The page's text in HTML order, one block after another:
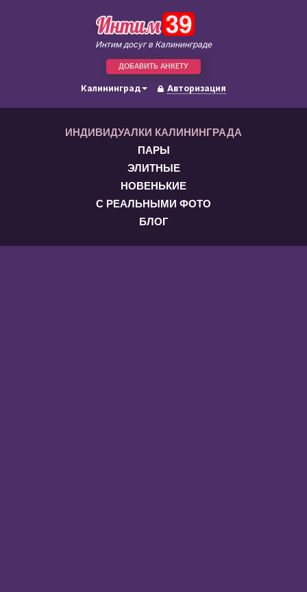
Интим досуг в Калининграде
ДОБАВИТЬ АНКЕТУ
Калининград Авторизация
ИНДИВИДУАЛКИ КАЛИНИНГРАДА
ПАРЫ
ЭЛИТНЫЕ
НОВЕНЬКИЕ
С РЕАЛЬНЫМИ ФОТО
БЛОГ